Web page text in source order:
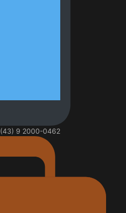
(43) 9 2000-0462